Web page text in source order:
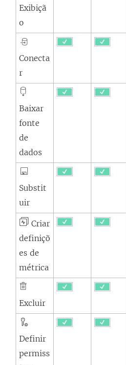
Exibiçã
o
Conecta
r
Baixar
fonte
de
dados
Substit
uir
Criar
definiçõ
es de
métrica
Excluir
Definir
permiss